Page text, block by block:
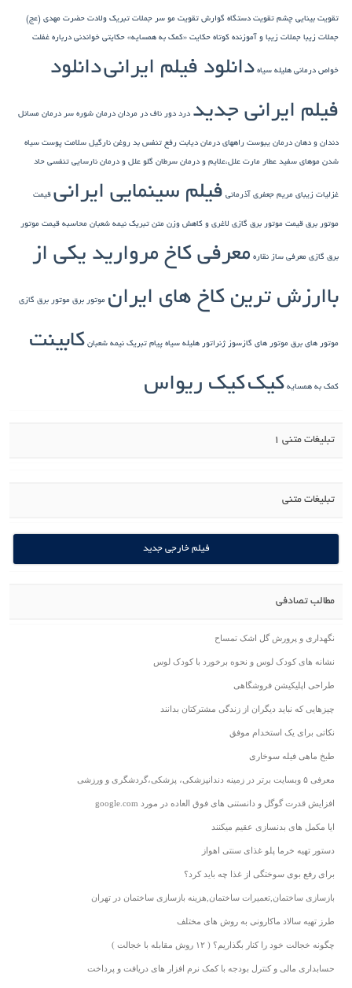
تقویت بینایی چشم تقویت دستگاه گوارش تقویت مو سر جملات تبریک ولادت حضرت مهدی (عج)
جملات زیبا جملات زیبا و آموزنده کوتاه حکایت «کمک به همسایه» حکایتی خواندنی درباره غفلت
خواص درمانی هلیله سیاه دانلود فیلم ایرانیدانلود
فیلم ایرانی جدید درد دور ناف در مردان درمان شوره سر درمان مسائل
دندان و دهان درمان یبوست راههای درمان دیابت رفع تنفس بد روغن نارگیل سلامت پوست سیاه
شدن موهای سفید عطار مارت علل،علایم و درمان سرطان گلو علل و درمان نارسایی تنفسی حاد
غزلیات زیبای مریم جعفری آذرمانی فیلم سینمایی ایرانی قیمت
موتور برق قیمت موتور برق گازی لاغری و کاهش وزن متن تبریک نیمه شعبان محاسبه قیمت موتور
برق گازی معرفی ساز نقاره معرفی کاخ مروارید یکی از
باارزش ترین کاخ های ایران موتور برق موتور برق گازی
موتور های برق موتور های گازسوز ژنراتور هلیله سیاه پیام تبریک نیمه شعبان کابینت
کمک به همسایه کیککیک ریواس
تبلیغات متنی 1
تبلیغات متنی
فیلم خارجی جدید
مطالب تصادفی
نگهداری و پرورش گل اشک تمساح
نشانه های کودک لوس و نحوه برخورد با کودک لوس
طراحی اپلیکیشن فروشگاهی
چیزهایی که نباید دیگران از زندگی مشترکتان بدانند
نکاتی برای یک استخدام موفق
طبخ ماهی فیله سوخاری
معرفی ۵ وبسایت برتر در زمینه دندانپزشکی، پزشکی،گردشگری و ورزشی
افزایش قدرت گوگل و دانستنی های فوق العاده در مورد google.com
ایا مکمل های بدنسازی عقیم میکنند
دستور تهیه خرما پلو غذای سنتی اهواز
برای رفع بوی سوختگی از غذا چه باید کرد؟
بازسازی ساختمان,تعمیرات ساختمان,هزینه بازسازی ساختمان در تهران
طرز تهیه سالاد ماکارونی به روش های مختلف
چگونه خجالت خود را کنار بگذاریم؟ ( ۱۲ روش مقابله با خجالت )
حسابداری مالی و کنترل بودجه با کمک نرم افزار های دریافت و پرداخت